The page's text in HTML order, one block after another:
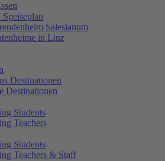
Speiseplan
Salesianum
in Linz
Destinationen
Destinationen
Students
Teachers
Students
Teachers & Staff